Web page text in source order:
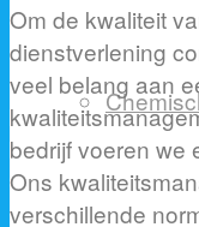
Om de kwaliteit
dienstverlening
veel belang aan
bedrijf voeren we
Ons
verschillende